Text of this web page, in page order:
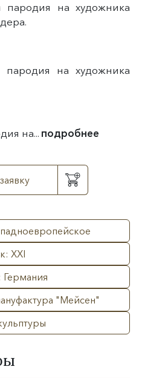
пародия на художника
пародия на художника
на... подробнее
XXI
Германия
"Мейсен"